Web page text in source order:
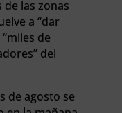
las zonas
a “dar
de
del
de agosto se